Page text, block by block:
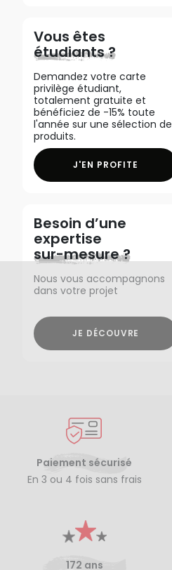
Vous êtes
étudiants ?
Demandez votre carte
privilège étudiant,
totalement gratuite et
bénéficiez de -15% toute
l'année sur une sélection de
produits.
J'EN PROFITE
Besoin d’une
expertise
sur-mesure ?
Nous vous accompagnons
dans votre projet
JE DÉCOUVRE
Paiement sécurisé
En 3 ou 4 fois sans frais
172 ans